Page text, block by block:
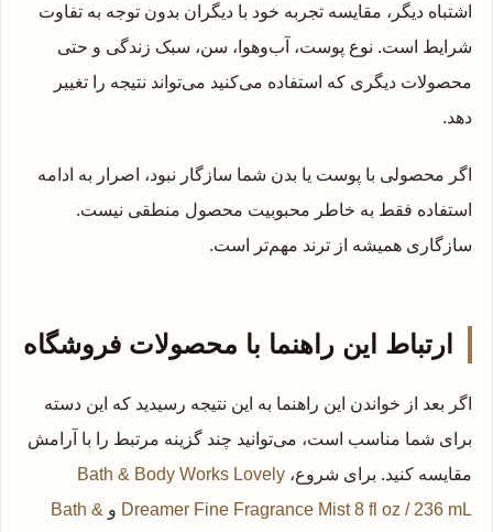
اشتباه دیگر، مقایسه تجربه خود با دیگران بدون توجه به تفاوت
شرایط است. نوع پوست، آب‌وهوا، سن، سبک زندگی و حتی
محصولات دیگری که استفاده می‌کنید می‌تواند نتیجه را تغییر
دهد.
اگر محصولی با پوست یا بدن شما سازگار نبود، اصرار به ادامه
استفاده فقط به خاطر محبوبیت محصول منطقی نیست.
سازگاری همیشه از ترند مهم‌تر است.
ارتباط این راهنما با محصولات فروشگاه
اگر بعد از خواندن این راهنما به این نتیجه رسیدید که این دسته
برای شما مناسب است، می‌توانید چند گزینه مرتبط را با آرامش
مقایسه کنید. برای شروع، Bath & Body Works Lovely
Dreamer Fine Fragrance Mist 8 fl oz / 236 mL و Bath &